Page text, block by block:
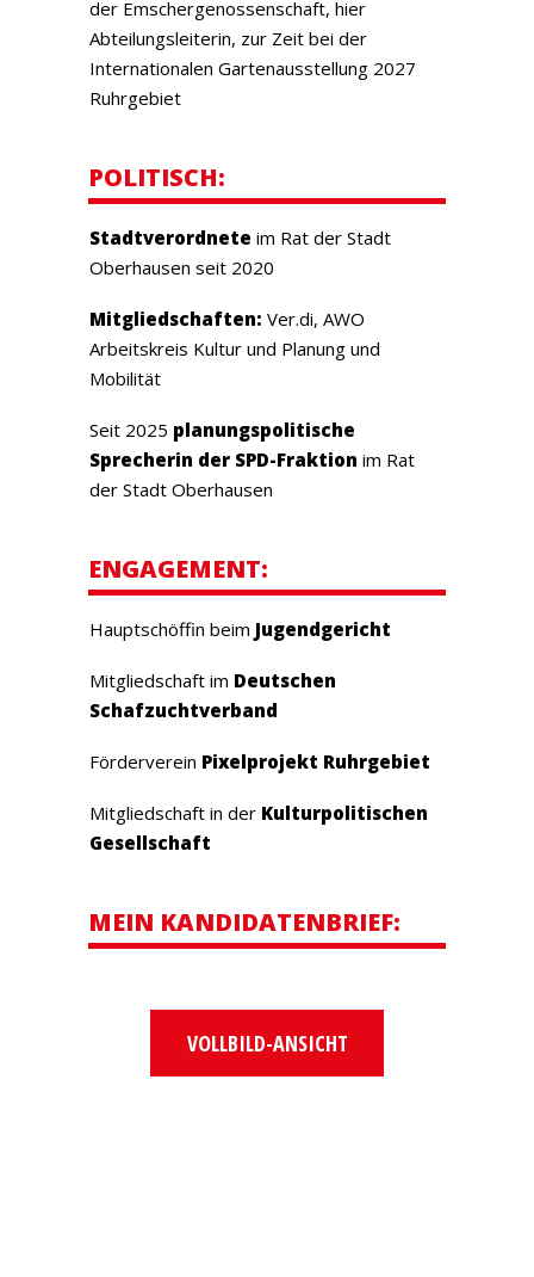
der Emschergenossenschaft, hier
Abteilungsleiterin, zur Zeit bei der
Internationalen Gartenausstellung 2027
Ruhrgebiet
POLITISCH:
Stadtverordnete im Rat der Stadt
Oberhausen seit 2020
Mitgliedschaften: Ver.di, AWO
Arbeitskreis Kultur und Planung und
Mobilität
Seit 2025 planungspolitische
Sprecherin der SPD-Fraktion im Rat
der Stadt Oberhausen
ENGAGEMENT:
Hauptschöffin beim Jugendgericht
Mitgliedschaft im Deutschen
Schafzuchtverband
Förderverein Pixelprojekt Ruhrgebiet
Mitgliedschaft in der Kulturpolitischen
Gesellschaft
MEIN KANDIDATENBRIEF:
VOLLBILD-ANSICHT